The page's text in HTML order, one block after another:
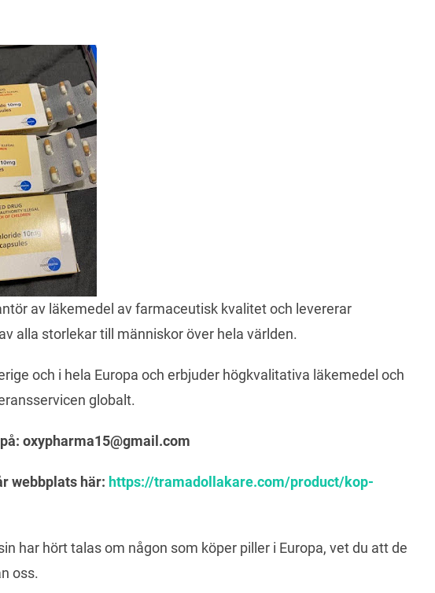
av läkemedel av farmaceutisk kvalitet och levererar
alla storlekar till människor över hela världen.
och i hela Europa och erbjuder högkvalitativa läkemedel och
globalt.
oxypharma15@gmail.com
webbplats här: https://tramadollakare.com/product/kop-
har hört talas om någon som köper piller i Europa, vet du att de
oss.